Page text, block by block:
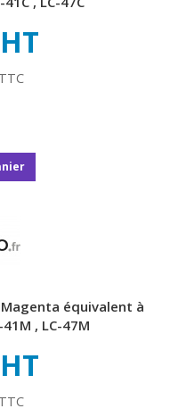
TTC
équivalent à
, LC-47M
TTC